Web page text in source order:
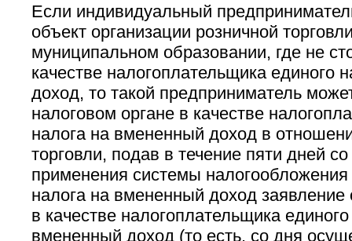
Если индивидуальный
объект организации розничной
муниципальном образовании, где не
качестве налогоплательщика единого
доход, то такой предприниматель
налоговом органе в качестве
налога на вмененный доход в
торговли, подав в течение пяти дней
применения системы налогообложения
налога на вмененный доход заявление
в качестве налогоплательщика
вмененный доход (то есть, со дня